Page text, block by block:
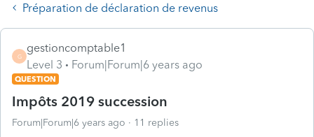
Préparation de déclaration de revenus
G
gestioncomptable1
Level 3
Forum|Forum|6 years ago
QUESTION
Impôts 2019 succession
Forum|Forum|6 years ago 11 replies